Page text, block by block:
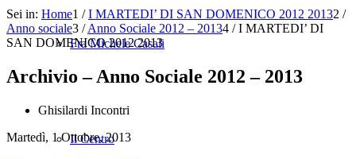
Fra Michele Casali
Il Centro
Sei in: Home1 / I MARTEDI’ DI SAN DOMENICO 2012 20132 /
Anno sociale3 / Anno Sociale 2012 – 20134 / I MARTEDI’ DI
SAN DOMENICO 2012 2013
Archivio – Anno Sociale 2012 – 2013
Ghisilardi Incontri
Martedì, 1 Ottobre, 2013